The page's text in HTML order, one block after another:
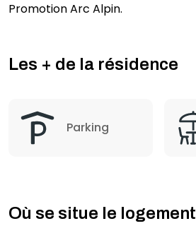
Promotion Arc Alpin.
Les + de la résidence
Parking
Où se situe le logement